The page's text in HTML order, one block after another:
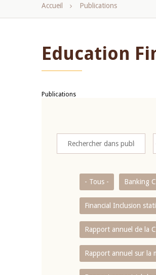
Fil
Accueil Publications
Education
Publications
- Tous - Banking
Financial Inclusion
Rapport annuel de la
Rapport annuel sur la